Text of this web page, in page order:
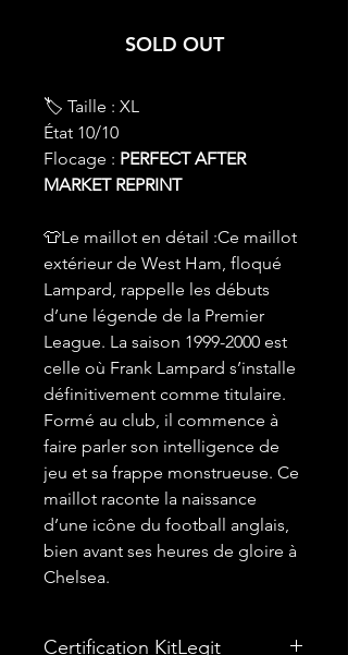
SOLD OUT
🏷 Taille : XL
État 10/10
Flocage : PERFECT AFTER
MARKET REPRINT
👕Le maillot en détail :Ce maillot
extérieur de West Ham, floqué
Lampard, rappelle les débuts
d’une légende de la Premier
League. La saison 1999-2000 est
celle où Frank Lampard s’installe
définitivement comme titulaire.
Formé au club, il commence à
faire parler son intelligence de
jeu et sa frappe monstrueuse. Ce
maillot raconte la naissance
d’une icône du football anglais,
bien avant ses heures de gloire à
Chelsea.
Certification KitLegit